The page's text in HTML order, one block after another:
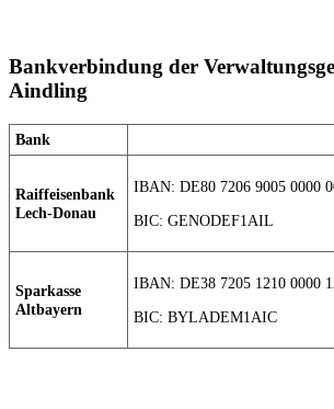
Bankverbindung der
Aindling
Bank
Raiffeisenbank
Lech-Donau
IBAN: DE80 7206 9005 0000
BIC: GENODEF1AIL
Sparkasse
Altbayern
IBAN: DE38 7205 1210 0000
BIC: BYLADEM1AIC